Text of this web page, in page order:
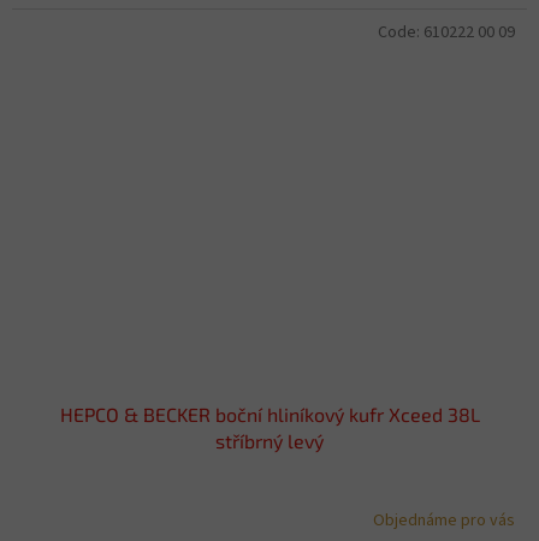
HEPCO & BECKER boční hliníkový kufr Xceed 38L
stříbrný levý
Objednáme pro vás
Code: 610222 00 09